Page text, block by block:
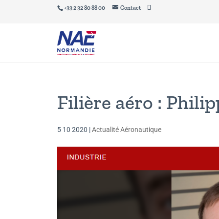
+33 2 32 80 88 00 Contact
Filière aéro :
5 10 2020 |Actualité Aéronautique